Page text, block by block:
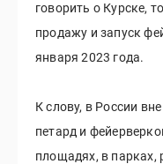
говорить о Курске,
продажу и запуск
января 2023 года.
К слову, в России
петард и
площадях, в